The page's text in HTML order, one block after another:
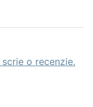
o recenzie.